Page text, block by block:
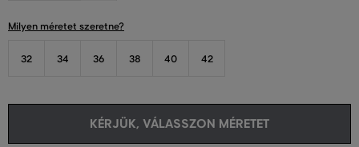
Milyen méretet szeretne?
32 34 36 38 40 42
KÉRJÜK, VÁLASSZON MÉRETET